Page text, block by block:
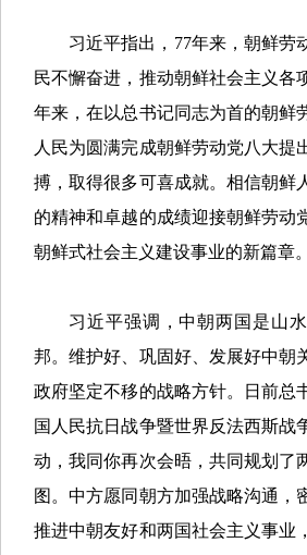
习近平指出，77年来，朝鲜劳
民不懈奋进，推动朝鲜社会主义各
年来，在以总书记同志为首的朝鲜
人民为圆满完成朝鲜劳动党八大提
搏，取得很多可喜成就。相信朝鲜
的精神和卓越的成绩迎接朝鲜劳动
朝鲜式社会主义建设事业的新篇章。
习近平强调，中朝两国是山
邦。维护好、巩固好、发展好中朝
政府坚定不移的战略方针。日前总
国人民抗日战争暨世界反法西斯战
动，我同你再次会晤，共同规划了
图。中方愿同朝方加强战略沟通，
推进中朝友好和两国社会主义事业